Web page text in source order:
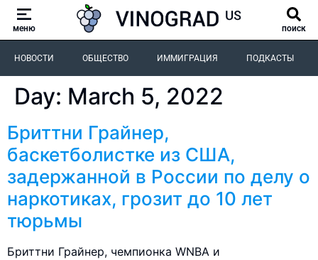
меню поиск
НОВОСТИ ОБЩЕСТВО ИММИГРАЦИЯ ПОДКАСТЫ
Day: March 5, 2022
Бриттни Грайнер,
баскетболистке из США,
задержанной в России по делу о
наркотиках, грозит до 10 лет
тюрьмы
Бриттни Грайнер, чемпионка WNBA и